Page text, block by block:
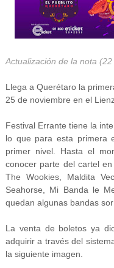
Actualización de la nota
Llega a Querétaro la
25 de noviembre en el
Festival Errante tiene la
lo que para esta primera
primer nivel. Hasta el
conocer parte del cartel
The Wookies, Maldita
Seahorse, Mi Banda le
quedan algunas bandas
La venta de boletos ya
adquirir a través del
la siguiente imagen.